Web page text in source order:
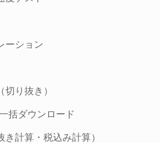
ーション
り抜き）
括ダウンロード
計算・税込み計算）